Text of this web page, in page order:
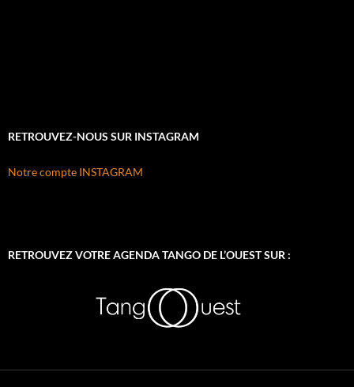
RETROUVEZ-NOUS SUR INSTAGRAM
Notre compte INSTAGRAM
RETROUVEZ VOTRE AGENDA TANGO DE L’OUEST SUR :